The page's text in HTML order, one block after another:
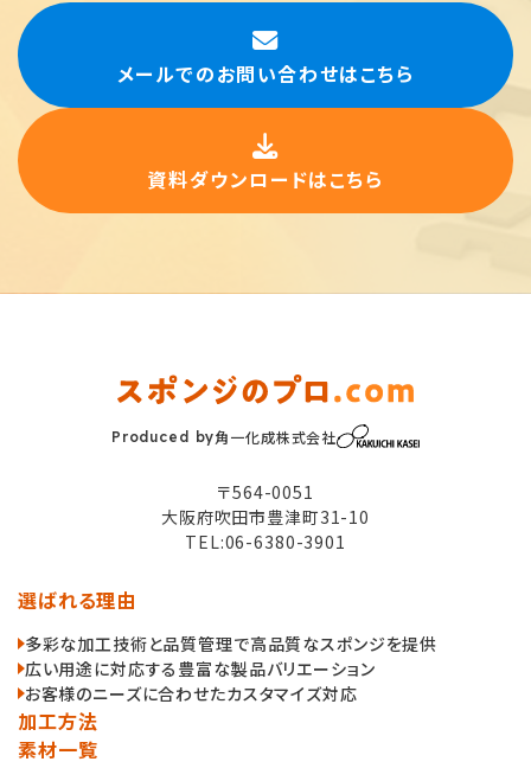
メールでのお問い合わせはこちら
資料ダウンロードはこちら
Produced by角一化成株式会社
〒564-0051
大阪府吹田市豊津町31-10
TEL:06-6380-3901
選ばれる理由
多彩な加工技術と品質管理で高品質なスポンジを提供
広い用途に対応する豊富な製品バリエーション
お客様のニーズに合わせたカスタマイズ対応
加工方法
素材一覧